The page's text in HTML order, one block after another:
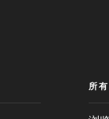
所